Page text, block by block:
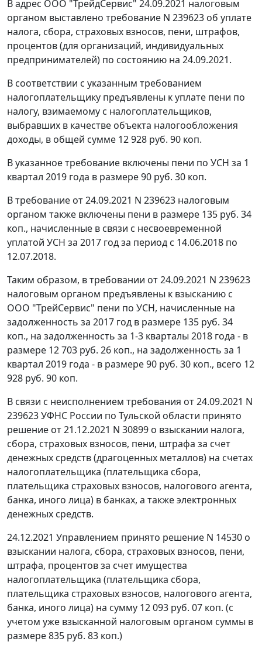
В адрес ООО "ТрейдСервис" 24.09.2021 налоговым
органом выставлено требование N 239623 об уплате
налога, сбора, страховых взносов, пени, штрафов,
процентов (для организаций, индивидуальных
предпринимателей) по состоянию на 24.09.2021.
В соответствии с указанным требованием
налогоплательщику предъявлены к уплате пени по
налогу, взимаемому с налогоплательщиков,
выбравших в качестве объекта налогообложения
доходы, в общей сумме 12 928 руб. 90 коп.
В указанное требование включены пени по УСН за 1
квартал 2019 года в размере 90 руб. 30 коп.
В требование от 24.09.2021 N 239623 налоговым
органом также включены пени в размере 135 руб. 34
коп., начисленные в связи с несвоевременной
уплатой УСН за 2017 год за период с 14.06.2018 по
12.07.2018.
Таким образом, в требовании от 24.09.2021 N 239623
налоговым органом предъявлены к взысканию с
ООО "ТрейСервис" пени по УСН, начисленные на
задолженность за 2017 год в размере 135 руб. 34
коп., на задолженность за 1-3 кварталы 2018 года - в
размере 12 703 руб. 26 коп., на задолженность за 1
квартал 2019 года - в размере 90 руб. 30 коп., всего 12
928 руб. 90 коп.
В связи с неисполнением требования от 24.09.2021 N
239623 УФНС России по Тульской области принято
решение от 21.12.2021 N 30899 о взыскании налога,
сбора, страховых взносов, пени, штрафа за счет
денежных средств (драгоценных металлов) на счетах
налогоплательщика (плательщика сбора,
плательщика страховых взносов, налогового агента,
банка, иного лица) в банках, а также электронных
денежных средств.
24.12.2021 Управлением принято решение N 14530 о
взыскании налога, сбора, страховых взносов, пени,
штрафа, процентов за счет имущества
налогоплательщика (плательщика сбора,
плательщика страховых взносов, налогового агента,
банка, иного лица) на сумму 12 093 руб. 07 коп. (с
учетом уже взысканной налоговым органом суммы в
размере 835 руб. 83 коп.)